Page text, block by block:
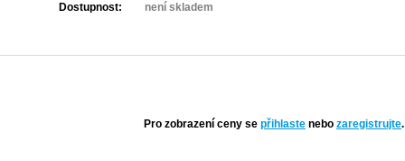
Dostupnost: není skladem
Pro zobrazení ceny se přihlaste nebo zaregistrujte.